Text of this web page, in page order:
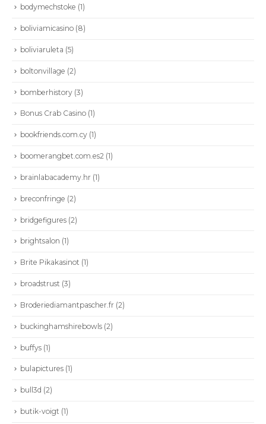
bodymechstoke (1)
boliviamicasino (8)
boliviaruleta (5)
boltonvillage (2)
bomberhistory (3)
Bonus Crab Casino (1)
bookfriends.com.cy (1)
boomerangbet.com.es2 (1)
brainlabacademy.hr (1)
breconfringe (2)
bridgefigures (2)
brightsalon (1)
Brite Pikakasinot (1)
broadstrust (3)
Broderiediamantpascher.fr (2)
buckinghamshirebowls (2)
buffys (1)
bulapictures (1)
bull3d (2)
butik-voigt (1)
CONTÁCTENOS
Dirección:
Teléfono : +57 601 6449797